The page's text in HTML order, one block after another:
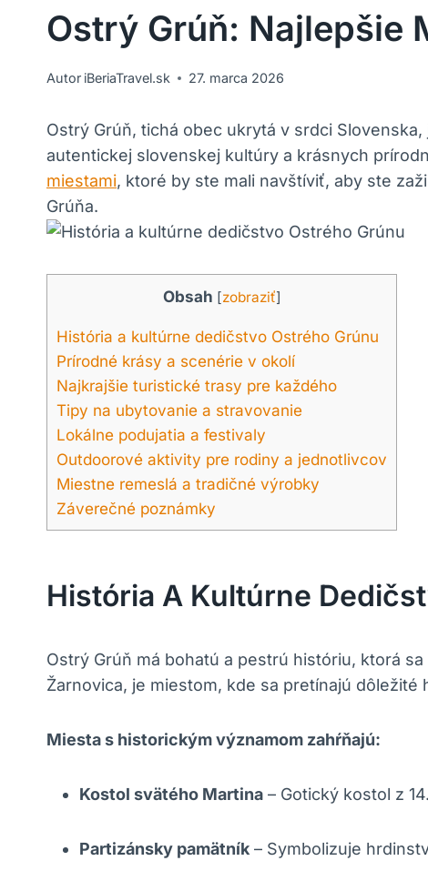
Ostrý Grúň: Najlepšie
Autor iBeriaTravel.sk 27. marca 2026
Ostrý Grúň, tichá obec ukrytá v srdci Slovenska,
autentickej slovenskej kultúry a krásnych
miestami, ktoré by ste mali navštíviť, aby ste
Grúňa.
Obsah [zobraziť]
História a kultúrne dedičstvo Ostrého Grúnu
Prírodné krásy a scenérie v okolí
Najkrajšie turistické trasy pre každého
Tipy na ubytovanie a stravovanie
Lokálne podujatia a festivaly
Outdoorové aktivity pre rodiny a jednotlivcov
Miestne remeslá a tradičné výrobky
Záverečné poznámky
História A Kultúrne
Ostrý Grúň má bohatú a pestrú históriu, ktorá
Žarnovica, je miestom, kde sa pretínajú
Miesta s historickým významom zahŕňajú:
Kostol svätého Martina – Gotický kostol z
Partizánsky pamätník – Symbolizuje